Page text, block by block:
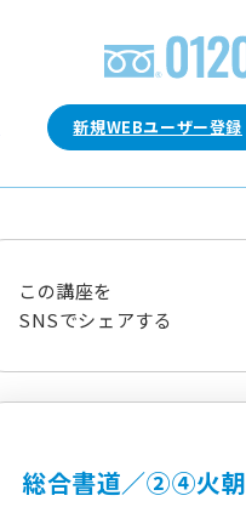
新規WEBユーザー登録
この講座を
SNSでシェアする
総合書道／②④火朝